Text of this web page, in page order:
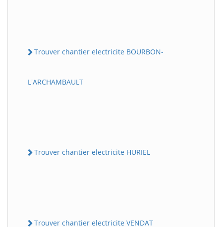
Trouver chantier electricite BOURBON-
L'ARCHAMBAULT
Trouver chantier electricite HURIEL
Trouver chantier electricite VENDAT